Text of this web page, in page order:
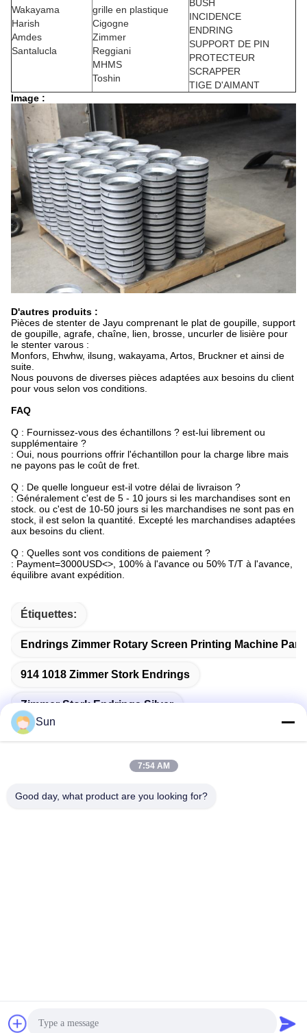
Wakayama
Harish
Amdes
Santalucla
grille en plastique
Cigogne
Zimmer
Reggiani
MHMS
Toshin
BUSH
INCIDENCE
ENDRING
SUPPORT DE PIN
PROTECTEUR
SCRAPPER
TIGE D'AIMANT
Image :
D'autres produits :
Pièces de stenter de Jayu comprenant le plat de goupille, support
de goupille, agrafe, chaîne, lien, brosse, uncurler de lisière pour
le stenter varous :
Monfors, Ehwhw, ilsung, wakayama, Artos, Bruckner et ainsi de
suite.
Nous pouvons de diverses pièces adaptées aux besoins du client
pour vous selon vos conditions.
FAQ
Q : Fournissez-vous des échantillons ? est-lui librement ou
supplémentaire ?
: Oui, nous pourrions offrir l'échantillon pour la charge libre mais
ne payons pas le coût de fret.
Q : De quelle longueur est-il votre délai de livraison ?
: Généralement c'est de 5 - 10 jours si les marchandises sont en
stock. ou c'est de 10-50 jours si les marchandises ne sont pas en
stock, il est selon la quantité. Excepté les marchandises adaptées
aux besoins du client.
Q : Quelles sont vos conditions de paiement ?
: Payment=3000USD<>, 100% à l'avance ou 50% T/T à l'avance,
équilibre avant expédition.
Étiquettes:
Endrings Zimmer Rotary Screen Printing Machine
914 1018 Zimmer Stork Endrings
Zimmer Stork Endrings Silver
Contactez rapidement
Politique en matière de protection de la vie privée Plan du site|
Sun
7:54 AM
Good day, what product are you looking for?